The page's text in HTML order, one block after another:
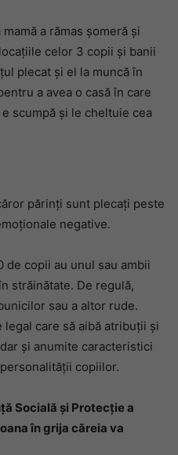
mamă a rămas şomeră şi
celor 3 copii şi banii
plecat şi el la muncă în
a avea o casă în care
scumpă și le cheltuie cea
părinți sunt plecați peste
negative.
de copii au unul sau ambii
străinătate. De regulă,
sau a altor rude.
care să aibă atribuții și
și anumite caracteristici
copiilor.
Socială și Protecție a
în grija căreia va